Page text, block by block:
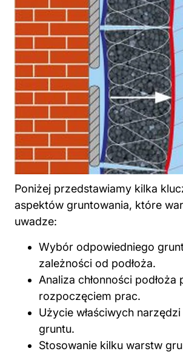
Poniżej przedstawiamy kilka
aspektów gruntowania, które
uwadze:
Wybór odpowiedniego
zależności od podłoża.
Analiza chłonności podłoża
rozpoczęciem prac.
Użycie właściwych
gruntu.
Stosowanie kilku warstw